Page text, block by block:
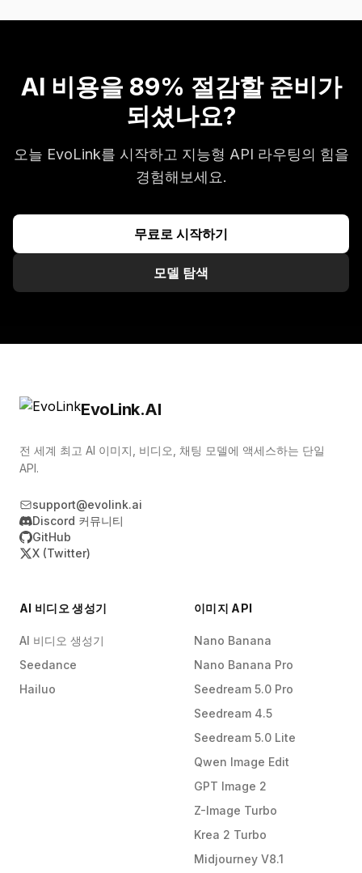
AI 비용을 89% 절감할 준비가
되셨나요?
오늘 EvoLink를 시작하고 지능형 API 라우팅의 힘을
경험해보세요.
무료로 시작하기
모델 탐색
EvoLink.AI
전 세계 최고 AI 이미지, 비디오, 채팅 모델에 액세스하는 단일
API.
support@evolink.ai
Discord 커뮤니티
GitHub
X (Twitter)
AI 비디오 생성기
AI 비디오 생성기
Seedance
Hailuo
이미지 API
Nano Banana
Nano Banana Pro
Seedream 5.0 Pro
Seedream 4.5
Seedream 5.0 Lite
Qwen Image Edit
GPT Image 2
Z-Image Turbo
Krea 2 Turbo
Midjourney V8.1